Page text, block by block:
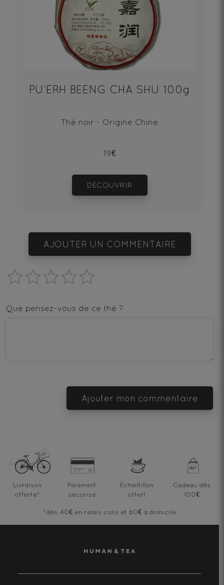
PU‘ERH BEENG CHA SHU 100g
Thé noir - Origine Chine
19€
DÉCOUVRIR
AJOUTER UN COMMENTAIRE
star
—
—
stars
Que pensez-vous de ce thé ?
Ajouter mon commentaire
Livraison
offerte*
Paiement
sécurisé
Échantillon
offert
Cadeau dès
100€
*dès 40€ en relais colis et 60€ à domicile